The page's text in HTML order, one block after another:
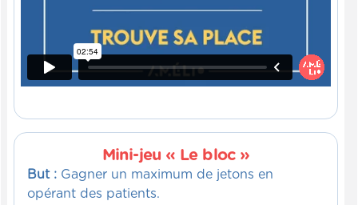
Mini-jeu « Le bloc »
But : Gagner un maximum de jetons en
opérant des patients.